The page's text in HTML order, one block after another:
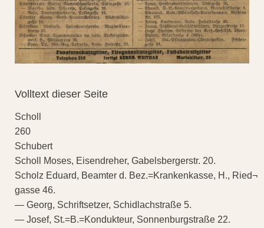
Volltext dieser Seite
Scholl
260
Schubert
Scholl Moses, Eisendreher, Gabelsbergerstr. 20.
Scholz Eduard, Beamter d. Bez.=Krankenkasse, H., Ried¬
gasse 46.
— Georg, Schriftsetzer, Schidlachstraße 5.
— Josef, St.=B.=Kondukteur, Sonnenburgstraße 22.